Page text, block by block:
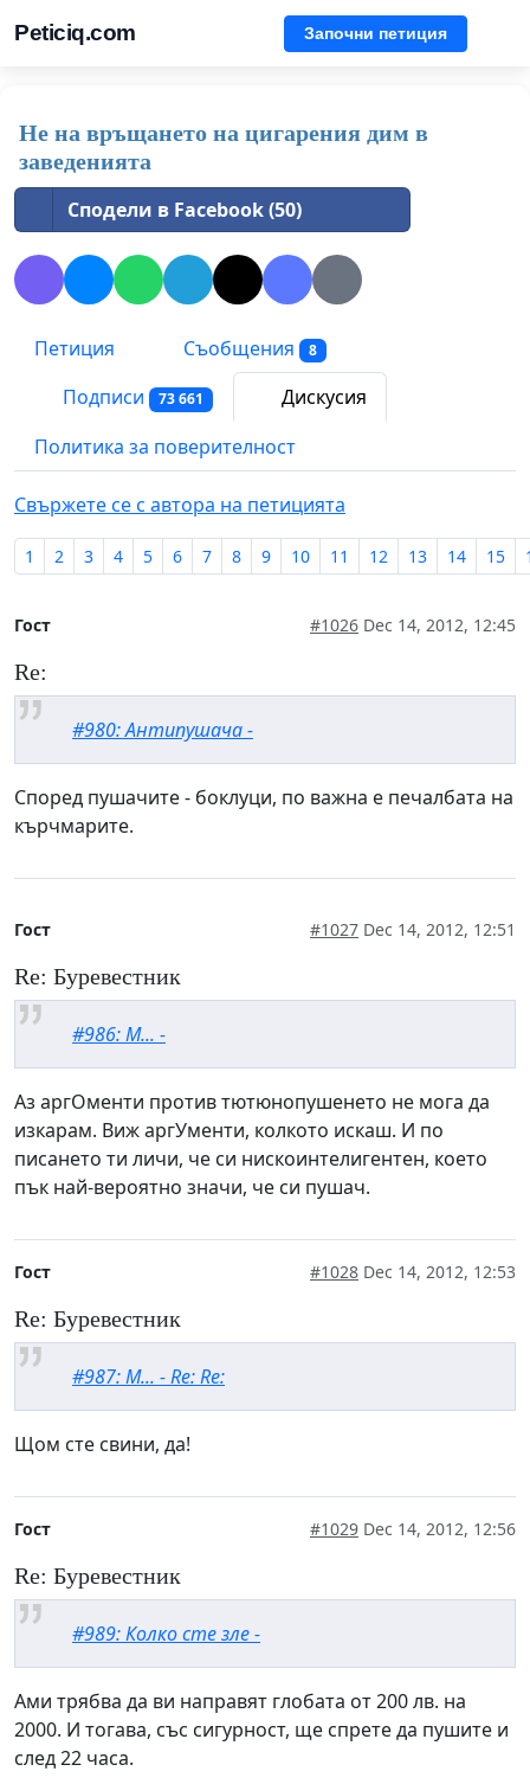
Peticiq.com Започни петиция
Не на връщането на цигарения дим в
заведенията
Сподели в Facebook (50)
Петиция Съобщения 8
Подписи 73 661
Дискусия
Политика за поверителност
Свържете се с автора на петицията
1 2 3 4 5 6 7 8 9 10 11 12 13 14 15
Гост #1026 Dec 14, 2012, 12:45
Re:
#980: Антипушача -
Според пушачите - боклуци, по важна е печалбата на
кърчмарите.
Гост #1027 Dec 14, 2012, 12:51
Re: Буревестник
#986: М... -
Аз аргОменти против тютюнопушенето не мога да
изкарам. Виж аргУменти, колкото искаш. И по
писането ти личи, че си нискоинтелигентен, което
пък най-вероятно значи, че си пушач.
Гост #1028 Dec 14, 2012, 12:53
Re: Буревестник
#987: М... - Re: Re:
Щом сте свини, да!
Гост #1029 Dec 14, 2012, 12:56
Re: Буревестник
#989: Колко сте зле -
Ами трябва да ви направят глобата от 200 лв. на
2000. И тогава, със сигурност, ще спрете да пушите и
след 22 часа.